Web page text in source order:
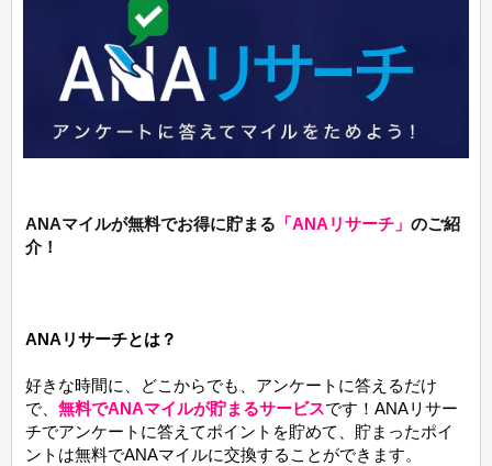
ANAマイルが無料でお得に貯まる 「ANAリサーチ」 のご紹
介！
ANAリサーチとは？
好きな時間に、どこからでも、アンケートに答えるだけ
で、 無料でANAマイルが貯まるサービスです！ANAリサー
チでアンケートに答えてポイントを貯めて、貯まったポイ
ントは無料でANAマイルに交換することができます。